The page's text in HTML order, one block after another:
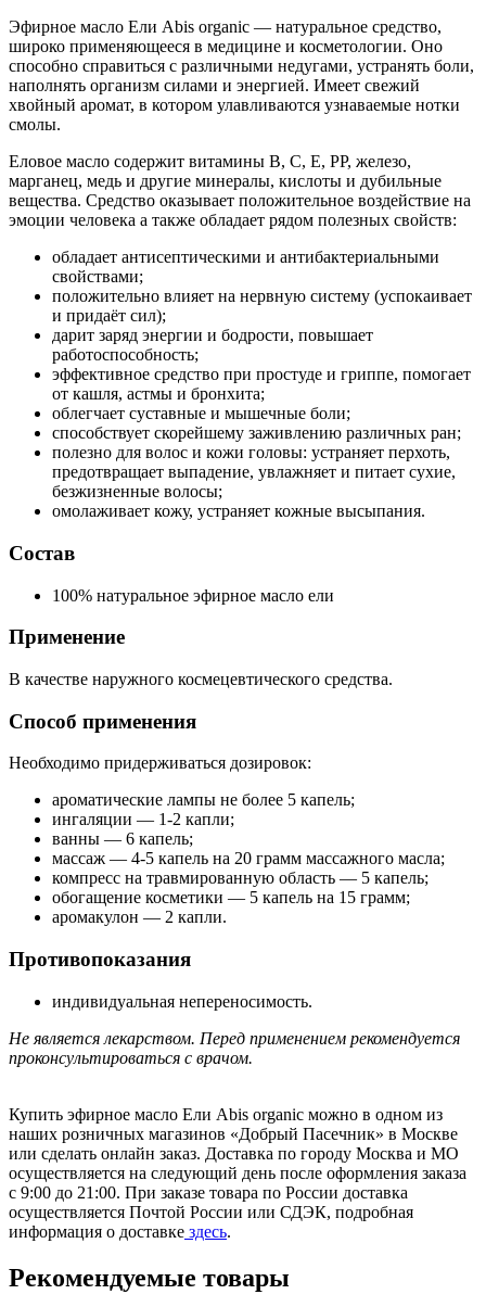
Эфирное масло Ели Abis organic — натуральное средство,
широко применяющееся в медицине и косметологии. Оно
способно справиться с различными недугами, устранять боли,
наполнять организм силами и энергией. Имеет свежий
хвойный аромат, в котором улавливаются узнаваемые нотки
смолы.
Еловое масло содержит витамины В, С, Е, РР, железо,
марганец, медь и другие минералы, кислоты и дубильные
вещества. Средство оказывает положительное воздействие на
эмоции человека а также обладает рядом полезных свойств:
обладает антисептическими и антибактериальными
свойствами;
положительно влияет на нервную систему (успокаивает
и придаёт сил);
дарит заряд энергии и бодрости, повышает
работоспособность;
эффективное средство при простуде и гриппе, помогает
от кашля, астмы и бронхита;
облегчает суставные и мышечные боли;
способствует скорейшему заживлению различных ран;
полезно для волос и кожи головы: устраняет перхоть,
предотвращает выпадение, увлажняет и питает сухие,
безжизненные волосы;
омолаживает кожу, устраняет кожные высыпания.
Состав
100% натуральное эфирное масло ели
Применение
В качестве наружного космецевтического средства.
Способ применения
Необходимо придерживаться дозировок:
ароматические лампы не более 5 капель;
ингаляции — 1-2 капли;
ванны — 6 капель;
массаж — 4-5 капель на 20 грамм массажного масла;
компресс на травмированную область — 5 капель;
обогащение косметики — 5 капель на 15 грамм;
аромакулон — 2 капли.
Противопоказания
индивидуальная непереносимость.
Не является лекарством. Перед применением рекомендуется
проконсультироваться с врачом.
Купить эфирное масло Ели Abis organic можно в одном из
наших розничных магазинов «Добрый Пасечник» в Москве
или сделать онлайн заказ. Доставка по городу Москва и МО
осуществляется на следующий день после оформления заказа
с 9:00 до 21:00. При заказе товара по России доставка
осуществляется Почтой России или СДЭК, подробная
информация о доставке здесь.
Рекомендуемые товары